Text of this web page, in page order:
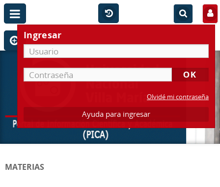
Ingresar
Olvidé mi contraseña
Ayuda para ingresar
MATERIAS